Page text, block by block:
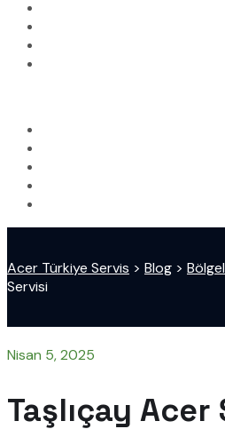
Acer Türkiye Servis > Blog >
Servisi
Nisan 5, 2025
Taşlıçay Acer